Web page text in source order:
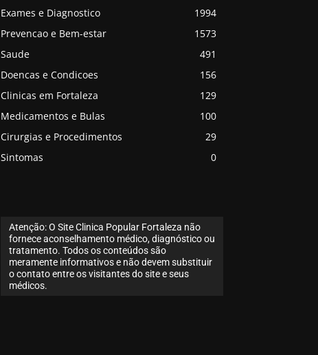
Exames e Diagnostico
1994
Prevencao e Bem-estar
1573
Saude
491
Doencas e Condicoes
156
Clinicas em Fortaleza
129
Medicamentos e Bulas
100
Cirurgias e Procedimentos
29
Sintomas
0
Atenção: O Site Clinica Popular Fortaleza não
fornece aconselhamento médico, diagnóstico ou
tratamento. Todos os conteúdos são
meramente informativos e não devem substituir
o contato entre os visitantes do site e seus
médicos.